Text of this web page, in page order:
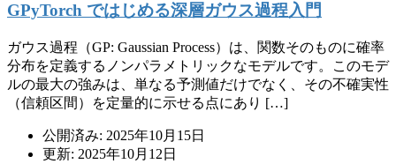
GPyTorch ではじめる深層ガウス過程入門
ガウス過程（GP: Gaussian Process）は、関数そのものに確率
分布を定義するノンパラメトリックなモデルです。このモデ
ルの最大の強みは、単なる予測値だけでなく、その不確実性
（信頼区間）を定量的に示せる点にあり […]
公開済み: 2025年10月15日
更新: 2025年10月12日